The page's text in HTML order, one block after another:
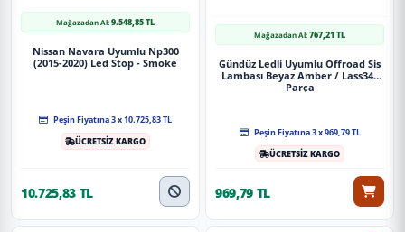
Offroad sis lambası 12-60v Beyaz 26w Amber 26w adet / LASS354
Güvenli Teslimat
Siparişleriniz darbe emici özel ambalajlarla, kargoda zarar
Müşteri memnuniyeti garantisiyle.
Mağazadan Al:9.548,85 TL
Nissan Navara Uyumlu Np300
(2015-2020) Led Stop - Smoke
Peşin Fiyatına 3 x 10.725,83 TL
ÜCRETSİZ KARGO
10.725,83 TL
Mağazadan Al:767,21 TL
Gündüz Ledli Uyumlu Offroad Sis
Lambası Beyaz Amber / Lass349
Parça
Peşin Fiyatına 3 x 969,79 TL
ÜCRETSİZ KARGO
969,79 TL